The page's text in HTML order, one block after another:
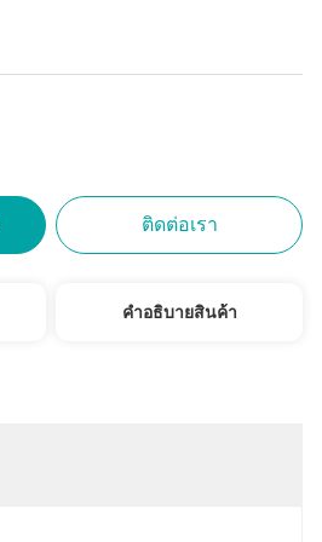
ติดต่อเรา
คําอธิบายสินค้า